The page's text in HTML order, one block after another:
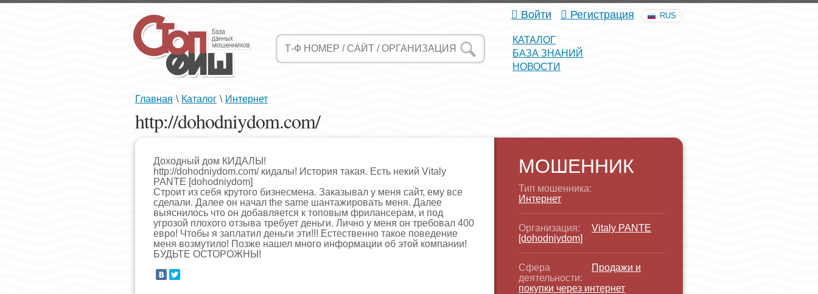
КАТАЛОГ
БАЗА ЗНАНИЙ
НОВОСТИ
Войти Регистрация RUS
Главная \ Каталог \ Интернет
http://dohodniydom.com/
Доходный дом КИДАЛЫ!
http://dohodniydom.com/ кидалы! История такая. Есть некий Vitaly
PANTE [dohodniydom]
Cтроит из себя крутого бизнесмена. Заказывал у меня сайт, ему все
сделали. Далее он начал the same шантажировать меня. Далее
выяснилось что он добавляется к топовым фрилансерам, и под
угрозой плохого отзыва требует деньги. Лично у меня он требовал 400
евро! Чтобы я заплатил деньги эти!!! Естественно такое поведение
меня возмутило! Позже нашел много информации об этой компании!
БУДЬТЕ ОСТОРОЖНЫ!
МОШЕННИК
Тип мошенника:
Интернет
Организация:
Vitaly PANTE
[dohodniydom]
Сфера
деятельности:
Продажи и
покупки через интернет